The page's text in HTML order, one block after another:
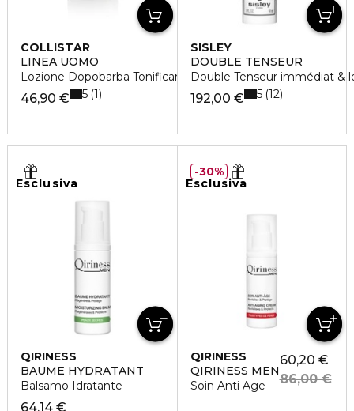
COLLISTAR
LINEA UOMO
Lozione Dopobarba Tonificante
46,90 € 5 1
SISLEY
DOUBLE TENSEUR
Double Tenseur immédiat &
192,00 € 5 12
Esclusiva
QIRINESS
BAUME HYDRATANT
Balsamo Idratante
64,14 €
Esclusiva
QIRINESS
QIRINESS MEN
Soin Anti Age
60,20 €
86,00 €
30%